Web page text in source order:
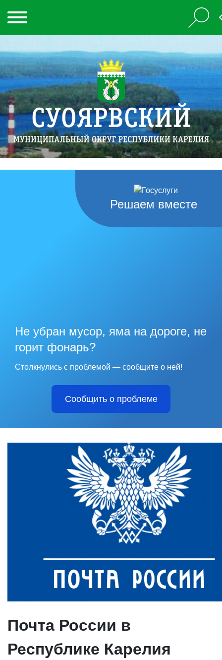
Решаем вместе
Не убран мусор, яма на дороге, не
горит фонарь?
Столкнулись с проблемой — сообщите о ней!
Сообщить о проблеме
Почта России в
Республике Карелия